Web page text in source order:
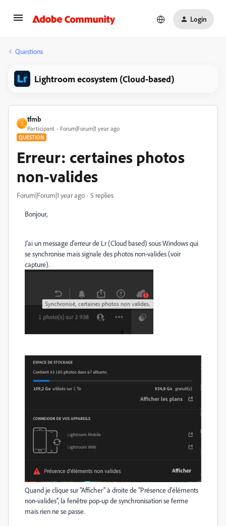
Login
Questions
Lightroom ecosystem (Cloud-based)
T
tfmb
Participant Forum|Forum|1 year ago
QUESTION
Erreur: certaines photos
non-valides
Forum|Forum|1 year ago 5 replies
Bonjour,
J'ai un message d'erreur de Lr (Cloud based) sous Windows qui
se synchronise mais signale des photos non-valides (voir
capture).
Quand je clique sur "Afficher" à droite de "Présence d'éléments
non-valides", la fenêtre pop-up de synchronisation se ferme
mais rien ne se passe.